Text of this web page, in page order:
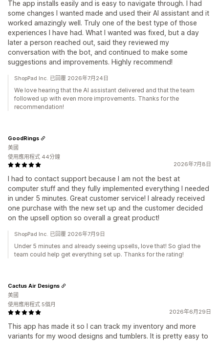
The app installs easily and is easy to navigate through. I had
some changes I wanted made and used their AI assistant and it
worked amazingly well. Truly one of the best type of those
experiences I have had. What I wanted was fixed, but a day
later a person reached out, said they reviewed my
conversation with the bot, and continued to make some
suggestions and improvements. Highly recommend!
ShopPad Inc. 已回覆 2026年7月24日
We love hearing that the AI assistant delivered and that the team
followed up with even more improvements. Thanks for the
recommendation!
2026年7月8日
I had to contact support because I am not the best at
computer stuff and they fully implemented everything I needed
in under 5 minutes. Great customer service! I already received
one purchase with the new set up and the customer decided
on the upsell option so overall a great product!
GoodRings
美國
使用應用程式 44分鐘
ShopPad Inc. 已回覆 2026年7月9日
Under 5 minutes and already seeing upsells, love that! So glad the
team could help get everything set up. Thanks for the rating!
2026年6月29日
This app has made it so I can track my inventory and more
variants for my wood designs and tumblers. It is pretty easy to
Cactus Air Designs
美國
使用應用程式 5個月